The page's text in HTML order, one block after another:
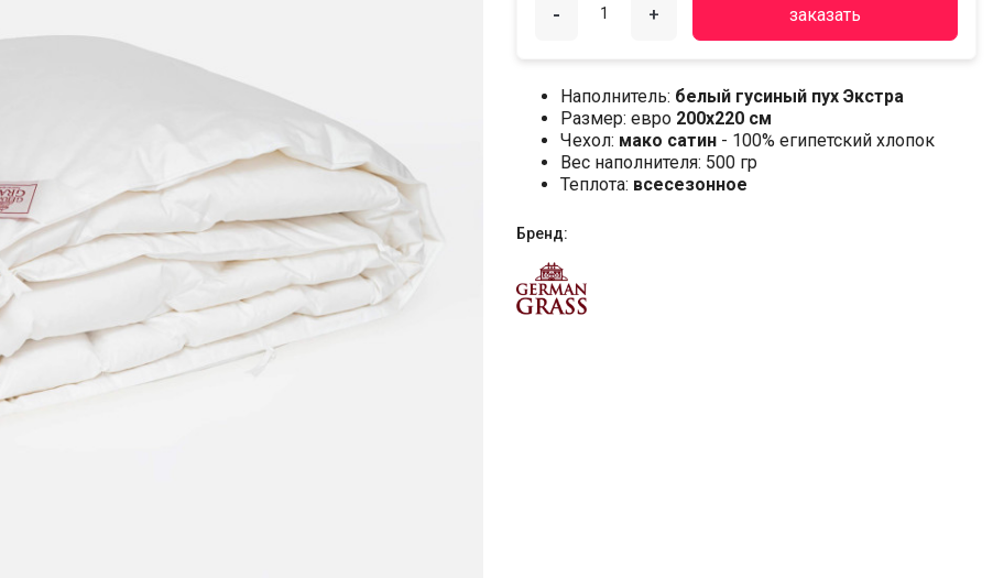
- + заказать
Наполнитель: белый гусиный пух Экстра
Размер: евро 200х220 см
Чехол: мако сатин - 100% египетский хлопок
Вес наполнителя: 500 гр
Теплота: всесезонное
Бренд: